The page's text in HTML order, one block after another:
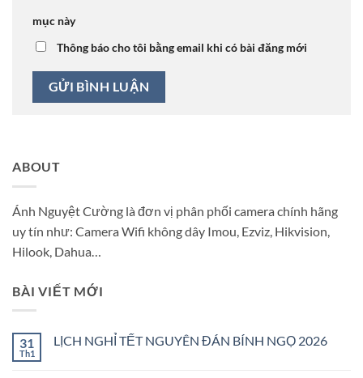
ABOUT
Ánh Nguyệt Cường là đơn vị phân phối camera chính hãng
uy tín như: Camera Wifi không dây Imou, Ezviz, Hikvision,
Hilook, Dahua…
BÀI VIẾT MỚI
31
Th1
LỊCH NGHỈ TẾT NGUYÊN ĐÁN BÍNH NGỌ 2026
mục này
Thông báo cho tôi bằng email khi có bài đăng mới